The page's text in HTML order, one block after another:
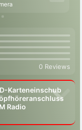
0 Reviews
Karteneinschub
Radio